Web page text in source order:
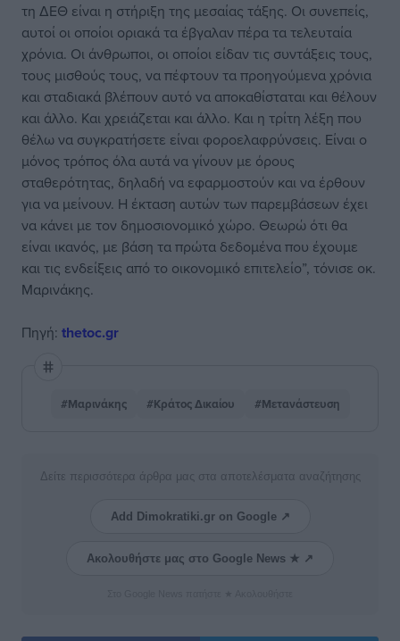
τη ΔΕΘ είναι η στήριξη της μεσαίας τάξης. Οι συνεπείς,
αυτοί οι οποίοι οριακά τα έβγαλαν πέρα τα τελευταία
χρόνια. Οι άνθρωποι, οι οποίοι είδαν τις συντάξεις τους,
τους μισθούς τους, να πέφτουν τα προηγούμενα χρόνια
και σταδιακά βλέπουν αυτό να αποκαθίσταται και θέλουν
και άλλο. Και χρειάζεται και άλλο. Και η τρίτη λέξη που
θέλω να συγκρατήσετε είναι φοροελαφρύνσεις. Είναι ο
μόνος τρόπος όλα αυτά να γίνουν με όρους
σταθερότητας, δηλαδή να εφαρμοστούν και να έρθουν
για να μείνουν. Η έκταση αυτών των παρεμβάσεων έχει
να κάνει με τον δημοσιονομικό χώρο. Θεωρώ ότι θα
είναι ικανός, με βάση τα πρώτα δεδομένα που έχουμε
και τις ενδείξεις από το οικονομικό επιτελείο”, τόνισε οκ.
Μαρινάκης.
Πηγή: thetoc.gr
#Μαρινάκης #Κράτος Δικαίου #Μετανάστευση
Δείτε περισσότερα άρθρα μας στα αποτελέσματα αναζήτησης
Add Dimokratiki.gr on Google ↗
Ακολουθήστε μας στο Google News ★ ↗